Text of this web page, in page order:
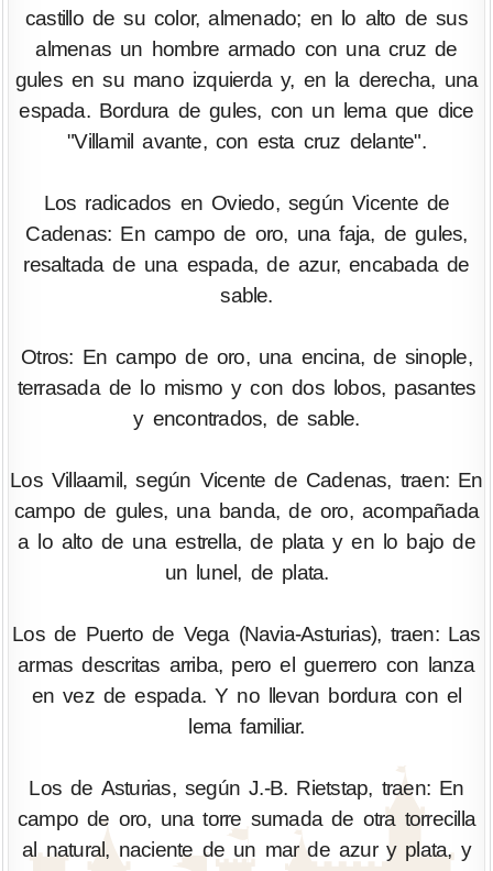
castillo de su color, almenado; en lo alto de sus
almenas un hombre armado con una cruz de
gules en su mano izquierda y, en la derecha, una
espada. Bordura de gules, con un lema que dice
"Villamil avante, con esta cruz delante".
Los radicados en Oviedo, según Vicente de
Cadenas: En campo de oro, una faja, de gules,
resaltada de una espada, de azur, encabada de
sable.
Otros: En campo de oro, una encina, de sinople,
terrasada de lo mismo y con dos lobos, pasantes
y encontrados, de sable.
Los Villaamil, según Vicente de Cadenas, traen: En
campo de gules, una banda, de oro, acompañada
a lo alto de una estrella, de plata y en lo bajo de
un lunel, de plata.
Los de Puerto de Vega (Navia-Asturias), traen: Las
armas descritas arriba, pero el guerrero con lanza
en vez de espada. Y no llevan bordura con el
lema familiar.
Los de Asturias, según J.-B. Rietstap, traen: En
campo de oro, una torre sumada de otra torrecilla
al natural, naciente de un mar de azur y plata, y